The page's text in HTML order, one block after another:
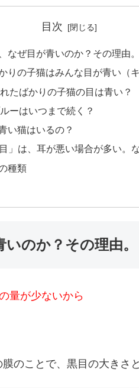
目次
なぜ目が青いのか？その理由。
りの子猫はみんな目が青い（キ
たばかりの子猫の目は青い？
ーはいつまで続く？
い猫はいるの？
目」は、耳が悪い場合が多い。
種類
のか？その理由。
量が少ないから
のことで、黒目の大きさ